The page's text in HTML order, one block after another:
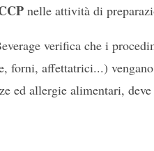
nelle attività di
verifica che i
forni, affettatrici...)
ed allergie alimentari,